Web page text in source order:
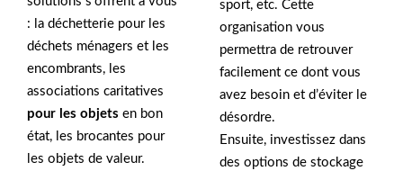
: la déchetterie pour les
déchets ménagers et les
encombrants, les
associations caritatives
pour les objets en bon
état, les brocantes pour
les objets de valeur.
sport, etc. Cette
organisation vous
permettra de retrouver
facilement ce dont vous
avez besoin et d’éviter le
désordre.
Ensuite, investissez dans
des options de stockage